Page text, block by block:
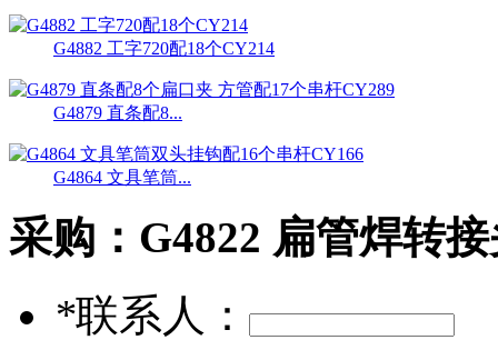
G4882 工字720配18个CY214
G4879 直条配8...
G4864 文具笔筒...
采购： G4822 扁管焊转
*联系人：